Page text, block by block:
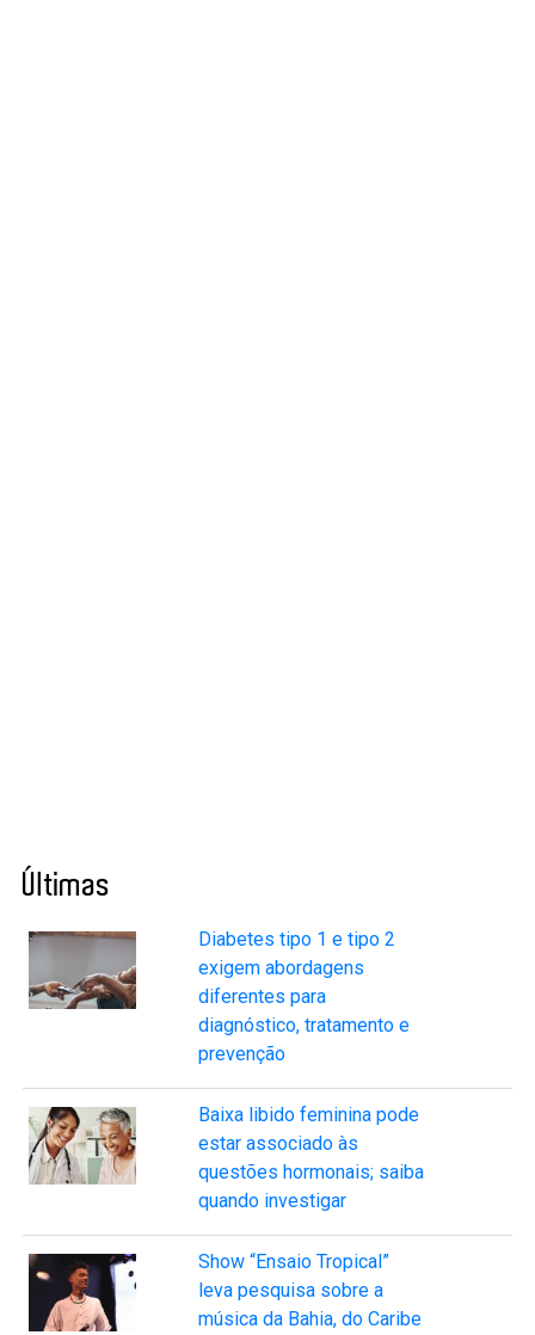
Últimas
Diabetes tipo 1 e tipo 2
exigem abordagens
diferentes para
diagnóstico, tratamento e
prevenção
Baixa libido feminina pode
estar associado às
questões hormonais; saiba
quando investigar
Show “Ensaio Tropical”
leva pesquisa sobre a
música da Bahia, do Caribe